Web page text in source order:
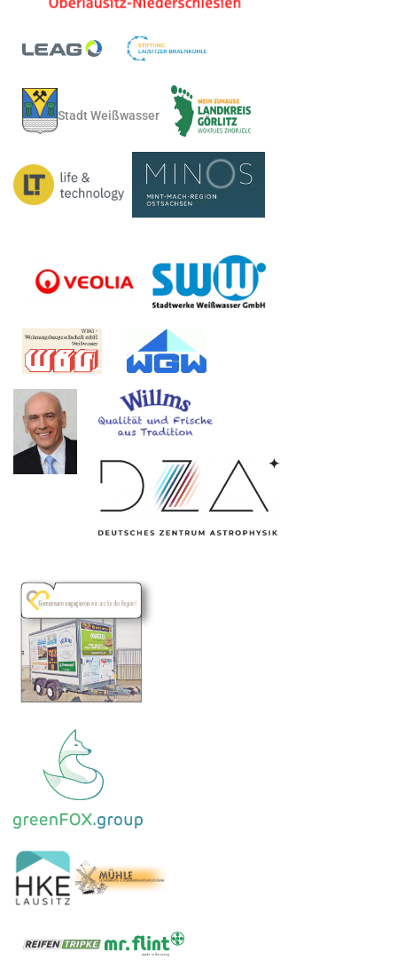
Stadt Weißwasser